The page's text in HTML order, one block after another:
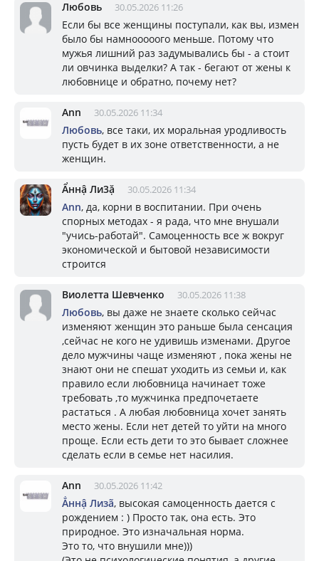
Любовь 30.05.2026 11:26
Если бы все женщины поступали, как вы, измен
было бы намнооооого меньше. Потому что
мужья лишний раз задумывались бы - а стоит
ли овчинка выделки? А так - бегают от жены к
любовнице и обратно, почему нет?
Ann 30.05.2026 11:34
Любовь, все таки, их моральная уродливость
пусть будет в их зоне ответственности, а не
женщин.
Ẩннậ Ли3ặ 30.05.2026 11:34
Ann, да, корни в воспитании. При очень
спорных методах - я рада, что мне внушали
"учись-работай". Самоценность все ж вокруг
экономической и бытовой независимости
строится
Виолетта Шевченко 30.05.2026 11:38
Любовь, вы даже не знаете сколько сейчас
изменяют женщин это раньше была сенсация
,сейчас не кого не удивишь изменами. Другое
дело мужчины чаще изменяют , пока жены не
знают они не спешат уходить из семьи и, как
правило если любовница начинает тоже
требовать ,то мужчинка предпочетаете
растаться . А любая любовница хочет занять
место жены. Если нет детей то уйти на много
проще. Если есть дети то это бывает сложнее
сделать если в семье нет насилия.
Ann 30.05.2026 11:42
Ẳннậ Лизã, высокая самоценность дается с
рождением : ) Просто так, она есть. Это
природное. Это изначальная норма.
Это то, что внушили мне)))